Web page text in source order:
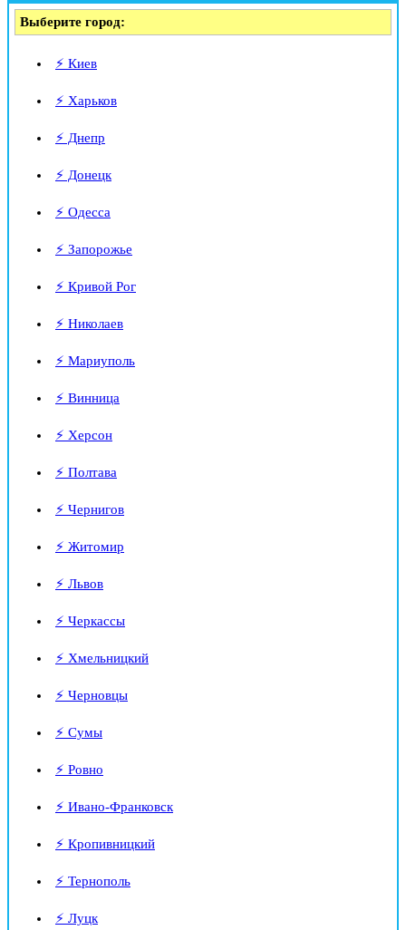
Выберите город:
⚡ Киев
⚡ Харьков
⚡ Днепр
⚡ Донецк
⚡ Одесса
⚡ Запорожье
⚡ Кривой Рог
⚡ Николаев
⚡ Мариуполь
⚡ Винница
⚡ Херсон
⚡ Полтава
⚡ Чернигов
⚡ Житомир
⚡ Львов
⚡ Черкассы
⚡ Хмельницкий
⚡ Черновцы
⚡ Сумы
⚡ Ровно
⚡ Ивано-Франковск
⚡ Кропивницкий
⚡ Тернополь
⚡ Луцк